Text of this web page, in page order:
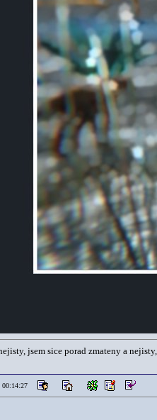
jsem sice porad zmateny a
00:14:27